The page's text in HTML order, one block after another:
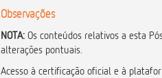
Observações
NOTA: Os conteúdos relativos a esta
alterações pontuais.
Acesso à certificação oficial e à